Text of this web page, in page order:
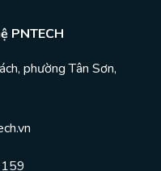
PNTECH
phường Tân Sơn,